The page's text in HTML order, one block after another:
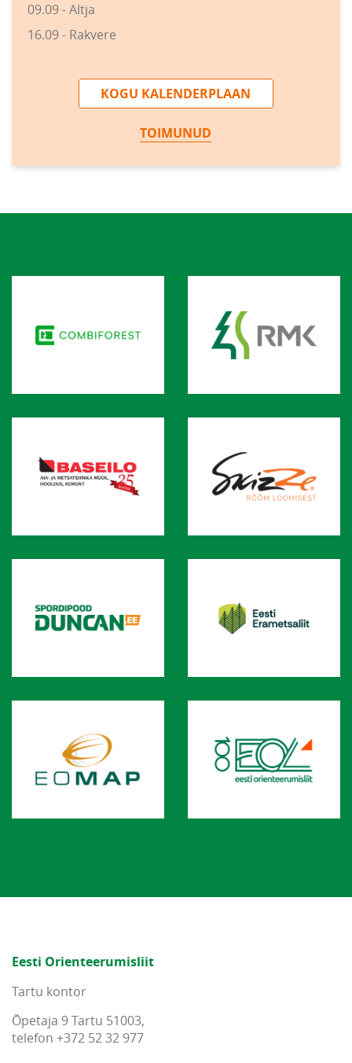
09.09 - Altja
16.09 - Rakvere
KOGU KALENDERPLAAN
TOIMUNUD
Eesti Orienteerumisliit
Tartu kontor
Õpetaja 9 Tartu 51003,
telefon +372 52 32 977